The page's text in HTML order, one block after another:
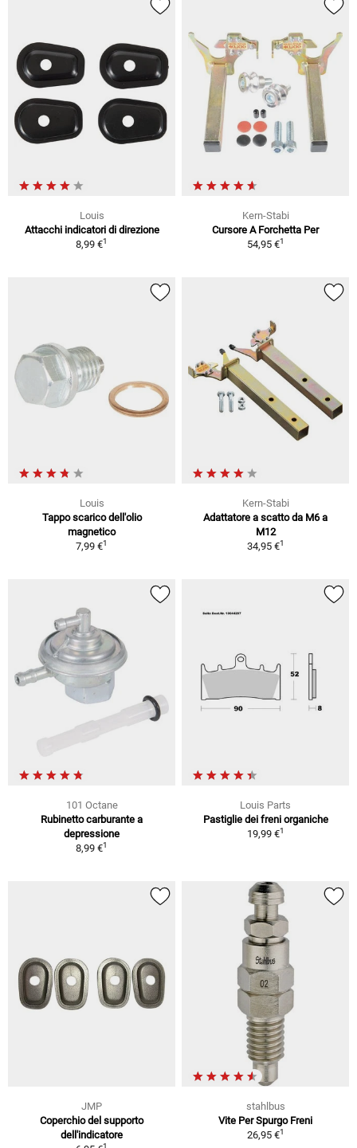
Louis
Attacchi indicatori di direzione
8,99 €1
Kern-Stabi
Cursore A Forchetta Per
54,95 €1
Louis
Tappo scarico dell'olio
magnetico
7,99 €1
Kern-Stabi
Adattatore a scatto da M6 a
M12
34,95 €1
101 Octane
Rubinetto carburante a
depressione
8,99 €1
Louis Parts
Pastiglie dei freni organiche
19,99 €1
JMP
Coperchio del supporto
dell'indicatore
stahlbus
Vite Per Spurgo Freni
26,95 €1